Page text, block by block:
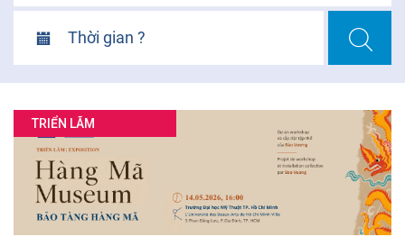
GIỎ HÀNG ĐĂNG NHẬP
VI
VI
Thời gian ?
TRIỂN LÃM